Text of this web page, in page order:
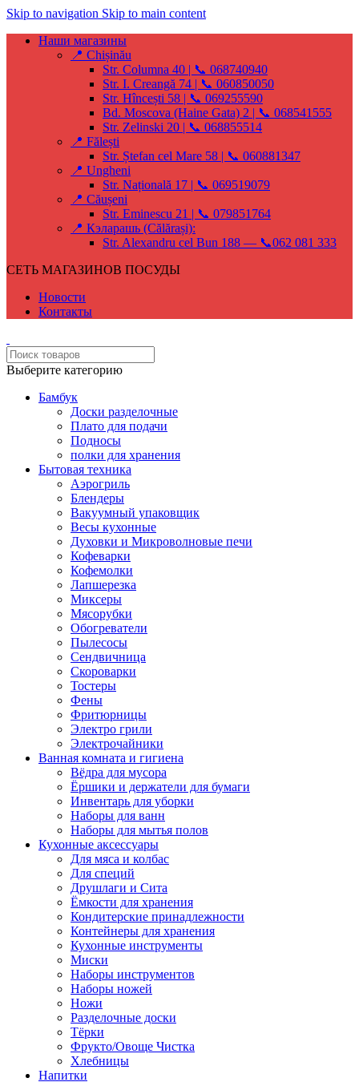
Skip to navigation Skip to main content
Наши магазины
📍 Chișinău
Str. Columna 40 | 📞 068740940
Str. I. Creangă 74 | 📞 060850050
Str. Hîncești 58 | 📞 069255590
Bd. Moscova (Haine Gata) 2 | 📞 068541555
Str. Zelinski 20 | 📞 068855514
📍 Fălești
Str. Ștefan cel Mare 58 | 📞 060881347
📍 Ungheni
Str. Națională 17 | 📞 069519079
📍 Căușeni
Str. Eminescu 21 | 📞 079851764
📍 Кэларашь (Călărași):
Str. Alexandru cel Bun 188 — 📞062 081 333
СЕТЬ МАГАЗИНОВ ПОСУДЫ
Новости
Контакты
Выберите категорию
Бамбук
Доски разделочные
Плато для подачи
Подносы
полки для хранения
Бытовая техника
Аэрогриль
Блендеры
Вакуумный упаковщик
Весы кухонные
Духовки и Микроволновые печи
Кофеварки
Кофемолки
Лапшерезка
Миксеры
Мясорубки
Обогреватели
Пылесосы
Сендвичница
Скороварки
Тостеры
Фены
Фритюрницы
Электро грили
Электрочайники
Ванная комната и гигиена
Вёдра для мусора
Ёршики и держатели для бумаги
Инвентарь для уборки
Наборы для ванн
Наборы для мытья полов
Кухонные аксессуары
Для мяса и колбас
Для специй
Друшлаги и Сита
Ёмкости для хранения
Кондитерские принадлежности
Контейнеры для хранения
Кухонные инструменты
Миски
Наборы инструментов
Наборы ножей
Ножи
Разделочные доски
Тёрки
Фрукто/Овоще Чистка
Хлебницы
Напитки